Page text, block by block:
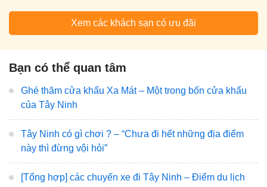
Xem các khách sạn có ưu đãi
Bạn có thể quan tâm
Ghé thăm cửa khẩu Xa Mát – Một trong bốn cửa khẩu
của Tây Ninh
Tây Ninh có gì chơi ? – “Chưa đi hết những địa điểm
này thì đừng vội hỏi”
[Tổng hợp] các chuyến xe đi Tây Ninh – Điểm du lịch